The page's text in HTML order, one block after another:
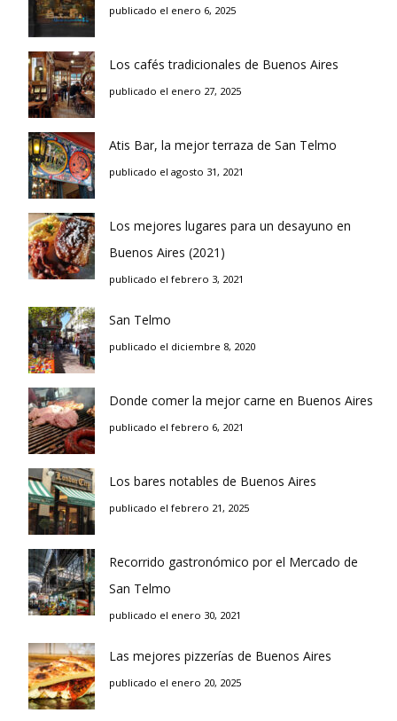
publicado el enero 6, 2025
Los cafés tradicionales de Buenos Aires
publicado el enero 27, 2025
Atis Bar, la mejor terraza de San Telmo
publicado el agosto 31, 2021
Los mejores lugares para un desayuno en
Buenos Aires (2021)
publicado el febrero 3, 2021
San Telmo
publicado el diciembre 8, 2020
Donde comer la mejor carne en Buenos Aires
publicado el febrero 6, 2021
Los bares notables de Buenos Aires
publicado el febrero 21, 2025
Recorrido gastronómico por el Mercado de
San Telmo
publicado el enero 30, 2021
Las mejores pizzerías de Buenos Aires
publicado el enero 20, 2025